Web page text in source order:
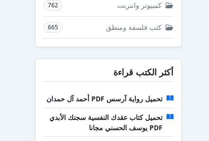
كمبيوتر وانترنت 762
كتب فلسفة ومنطق 665
أكثر الكتب قراءة
تحميل رواية آرسس PDF أحمد آل حمدان
تحميل كتاب عقدك النفسية سجنك الأبدي
PDF يوسف الحسني مجانا